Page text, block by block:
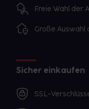
Freie Wahl der
Große Auswahl
Sicher einkaufen
SSL-